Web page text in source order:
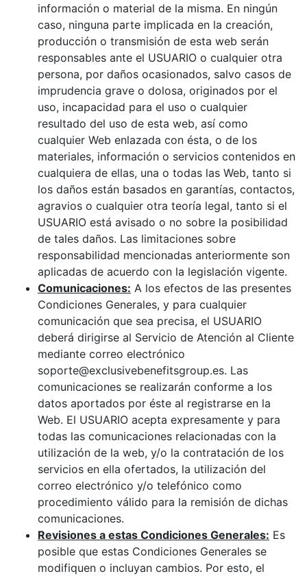
información o material de la misma. En ningún
caso, ninguna parte implicada en la creación,
producción o transmisión de esta web serán
responsables ante el USUARIO o cualquier otra
persona, por daños ocasionados, salvo casos de
imprudencia grave o dolosa, originados por el
uso, incapacidad para el uso o cualquier
resultado del uso de esta web, así como
cualquier Web enlazada con ésta, o de los
materiales, información o servicios contenidos en
cualquiera de ellas, una o todas las Web, tanto si
los daños están basados en garantías, contactos,
agravios o cualquier otra teoría legal, tanto si el
USUARIO está avisado o no sobre la posibilidad
de tales daños. Las limitaciones sobre
responsabilidad mencionadas anteriormente son
aplicadas de acuerdo con la legislación vigente.
Comunicaciones: A los efectos de las presentes
Condiciones Generales, y para cualquier
comunicación que sea precisa, el USUARIO
deberá dirigirse al Servicio de Atención al Cliente
mediante correo electrónico
soporte@exclusivebenefitsgroup.es. Las
comunicaciones se realizarán conforme a los
datos aportados por éste al registrarse en la
Web. El USUARIO acepta expresamente y para
todas las comunicaciones relacionadas con la
utilización de la web, y/o la contratación de los
servicios en ella ofertados, la utilización del
correo electrónico y/o telefónico como
procedimiento válido para la remisión de dichas
comunicaciones.
Revisiones a estas Condiciones Generales: Es
posible que estas Condiciones Generales se
modifiquen o incluyan cambios. Por esto, el